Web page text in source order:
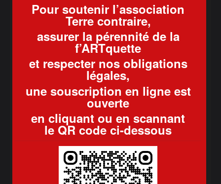
Pour soutenir l’association
Terre contraire,
assurer la pérennité de la
f’ARTquette
et respecter nos obligations
légales,
une souscription en ligne est
ouverte
en cliquant ou en scannant
le QR code ci-dessous